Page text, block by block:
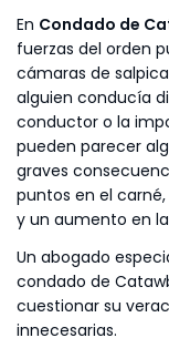
En Condado de
fuerzas del orden
cámaras de
alguien conducía
conductor o la
pueden parecer
graves
puntos en el
y un aumento en
Un abogado
condado de
cuestionar su
innecesarias.